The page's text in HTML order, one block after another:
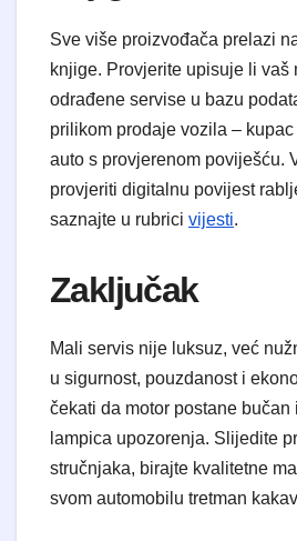
Sve više proizvođača prelazi
knjige. Provjerite upisuje li vaš
odrađene servise u bazu
prilikom prodaje vozila –
auto s provjerenom poviješću.
provjeriti digitalnu povijest
saznajte u rubrici vijesti.
Zaključak
Mali servis nije luksuz, već
u sigurnost, pouzdanost i
čekati da motor postane bučan
lampica upozorenja. Slijedite
stručnjaka, birajte kvalitetne
svom automobilu tretman